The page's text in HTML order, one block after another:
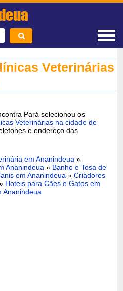
Veterinárias
Pará selecionou os
Veterinárias na cidade de
e endereço das
em Ananindeua »
Ananindeua » Banho e Tosa de
em Ananindeua »Criadores
Hoteis para Cães e Gatos em
Ananindeua